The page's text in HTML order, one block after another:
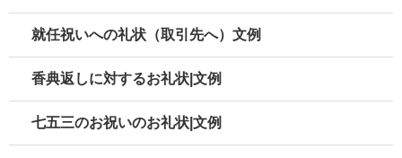
就任祝いへの礼状（取引先へ）文例
香典返しに対するお礼状|文例
七五三のお祝いのお礼状|文例